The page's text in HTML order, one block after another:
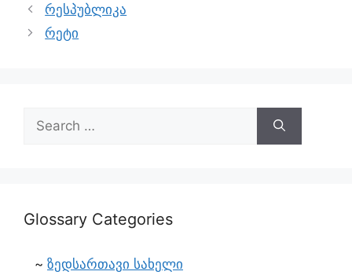
რესპუბლიკა
რეტი
Glossary Categories
ზედსართავი სახელი